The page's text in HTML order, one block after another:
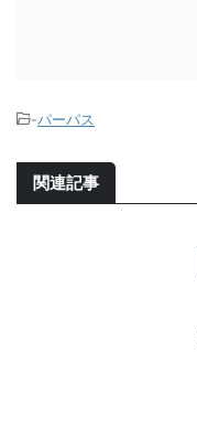
-パーパス
関連記事